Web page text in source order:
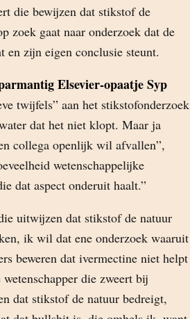
die bewijzen dat stikstof de
zoek gaat naar onderzoek dat de
en zijn eigen conclusie steunt.
Elsevier-opaatje Syp
twijfels” aan het stikstofonderzoek
dat het niet klopt. Maar ja
collega openlijk wil afvallen”,
wetenschappelijke
dat aspect onderuit haalt.”
uitwijzen dat stikstof de natuur
ik wil dat ene onderzoek waaruit
beweren dat ivermectine niet helpt
die zweert bij
dat stikstof de natuur bedreigt,